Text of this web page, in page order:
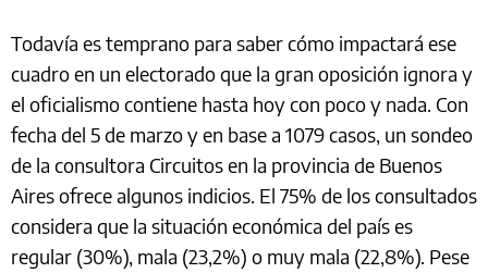
Todavía es temprano para saber cómo impactará ese
cuadro en un electorado que la gran oposición ignora y
el oficialismo contiene hasta hoy con poco y nada. Con
fecha del 5 de marzo y en base a 1079 casos, un sondeo
de la consultora Circuitos en la provincia de Buenos
Aires ofrece algunos indicios. El 75% de los consultados
considera que la situación económica del país es
regular (30%), mala (23,2%) o muy mala (22,8%). Pese